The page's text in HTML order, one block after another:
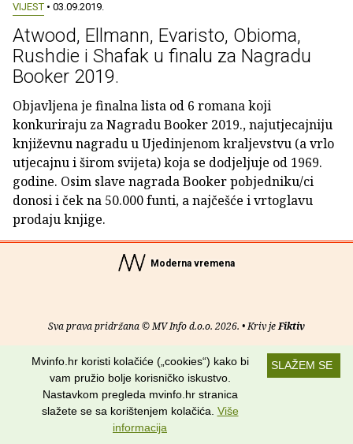
VIJEST • 03.09.2019.
Atwood, Ellmann, Evaristo, Obioma,
Rushdie i Shafak u finalu za Nagradu
Booker 2019.
Objavljena je finalna lista od 6 romana koji
konkuriraju za Nagradu Booker 2019., najutjecajniju
književnu nagradu u Ujedinjenom kraljevstvu (a vrlo
utjecajnu i širom svijeta) koja se dodjeljuje od 1969.
godine. Osim slave nagrada Booker pobjedniku/ci
donosi i ček na 50.000 funti, a najčešće i vrtoglavu
prodaju knjige.
Moderna vremena
Sva prava pridržana © MV Info d.o.o. 2026. • Kriv jeFiktiv
O nama • Pomoć• Uvjeti korištenja• RSS kanali
SLAŽEM SE
Mvinfo.hr koristi kolačiće („cookies“) kako bi
vam pružio bolje korisničko iskustvo.
Nastavkom pregleda mvinfo.hr stranica
slažete se sa korištenjem kolačića. Više
informacija